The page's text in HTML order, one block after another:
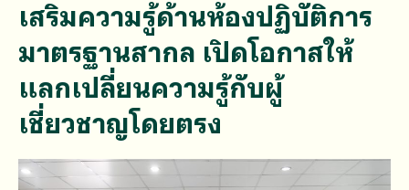
เสริมความรู้ด้านห้องปฏิบัติการ
มาตรฐานสากล เปิดโอกาสให้
แลกเปลี่ยนความรู้กับผู้
เชี่ยวชาญโดยตรง